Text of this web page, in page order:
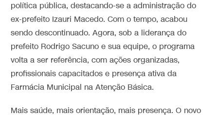
política pública, destacando-se a administração do
ex-prefeito Izauri Macedo. Com o tempo, acabou
sendo descontinuado. Agora, sob a liderança do
prefeito Rodrigo Sacuno e sua equipe, o programa
volta a ser referência, com ações organizadas,
profissionais capacitados e presença ativa da
Farmácia Municipal na Atenção Básica.
Mais saúde, mais orientação, mais presença. O novo